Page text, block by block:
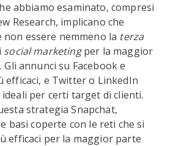
abbiamo esaminato, compresi
Research, implicano che
essere nemmeno la terza
social marketingper la maggior
annunci su Facebook e
efficaci, e Twitter o LinkedIn
per certi target di clienti.
strategia Snapchat,
basi coperte con le reti che si
efficaci per la maggior parte